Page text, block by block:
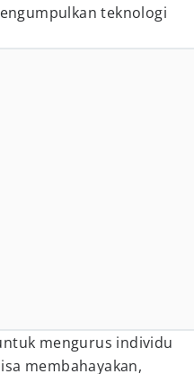
teknologi
mengurus individu
membahayakan,